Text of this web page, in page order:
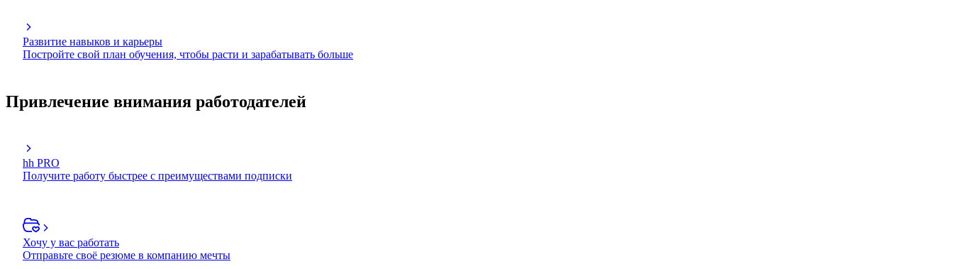
Развитие навыков и карьеры
Постройте свой план обучения, чтобы расти и зарабатывать больше
Привлечение внимания работодателей
hh PRO
Получите работу быстрее с преимуществами подписки
Хочу у вас работать
Отправьте своё резюме в компанию мечты